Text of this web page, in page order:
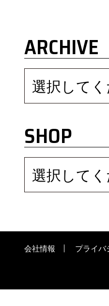
ARCHIVE
選択して
SHOP
選択して
会社情報 プライバ